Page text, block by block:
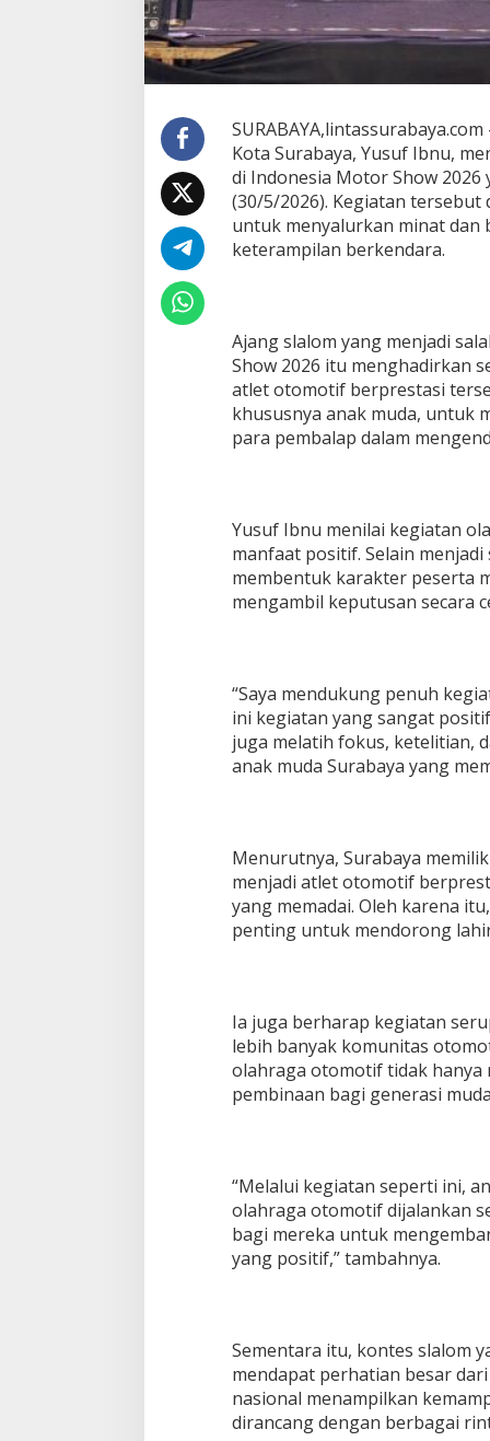
w
o
n
g
h
i
a
P
e
m
b
a
a
s
a
D
e
Kota Surabaya, Yusuf Ibnu,
di Indonesia Motor Show 2026
(30/5/2026). Kegiatan
untuk menyalurkan minat
keterampilan berkendara.
Ajang slalom yang menjadi
Show 2026 itu menghadirkan
atlet otomotif berprestasi
khususnya anak muda, untuk
para pembalap dalam
Yusuf Ibnu menilai kegiatan
manfaat positif. Selain
membentuk karakter peserta
mengambil keputusan secara
“Saya mendukung penuh
ini kegiatan yang sangat
juga melatih fokus, ketelitian,
anak muda Surabaya yang
Menurutnya, Surabaya
menjadi atlet otomotif
yang memadai. Oleh karena
penting untuk mendorong
Ia juga berharap kegiatan
lebih banyak komunitas
olahraga otomotif tidak hanya
pembinaan bagi generasi
“Melalui kegiatan seperti ini,
olahraga otomotif dijalankan
bagi mereka untuk
yang positif,” tambahnya.
Sementara itu, kontes slalom
mendapat perhatian besar
nasional menampilkan
dirancang dengan berbagai